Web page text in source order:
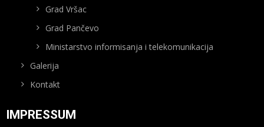
Grad Vršac
Grad Pančevo
Ministarstvo informisanja i telekomunikacija
Galerija
Kontakt
IMPRESSUM